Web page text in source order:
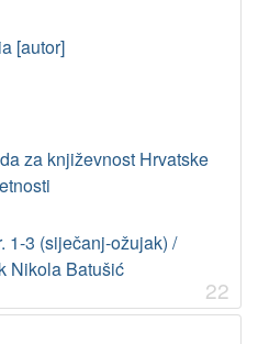
[autor]
za književnost Hrvatske
1-3 (siječanj-ožujak) /
Nikola Batušić
22